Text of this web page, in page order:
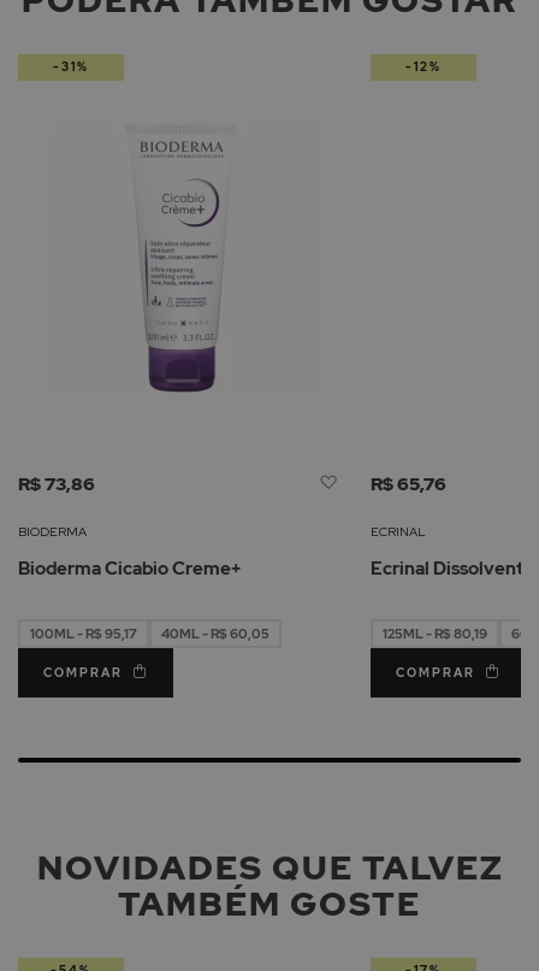
R$ 73,86
Adicionar
Lista
Desejos
BIODERMA
Bioderma Cicabio Creme+
100ML - R$ 95,17 40ML - R$ 60,05
COMPRAR
-31%
R$ 65,76
ECRINAL
Ecrinal Dissolvente
125ML - R$ 80,19
COMPRAR
-12%
NOVIDADES QUE TALVEZ
TAMBÉM GOSTE